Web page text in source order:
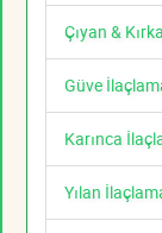
Çıyan &
Güve
Karınca
Yılan